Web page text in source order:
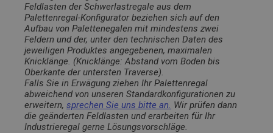
Feldlasten der Schwerlastregale aus dem
Palettenregal-Konfigurator beziehen sich auf den
Aufbau von Palettenegalen mit mindestens zwei
Feldern und der, unter den technischen Daten des
jeweiligen Produktes angegebenen, maximalen
Knicklänge. (Knicklänge: Abstand vom Boden bis
Oberkante der untersten Traverse).
Falls Sie in Erwägung ziehen Ihr Palettenregal
abweichend von unseren Standardkonfigurationen zu
erweitern, sprechen Sie uns bitte an. Wir prüfen dann
die geänderten Feldlasten und erarbeiten für Ihr
Industrieregal gerne Lösungsvorschläge.